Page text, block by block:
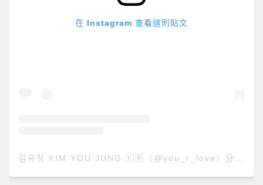
在 Instagram 查看這則貼文